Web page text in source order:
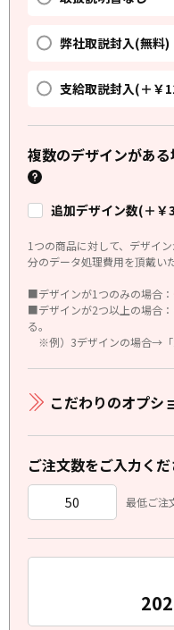
弊社取説封入(無料)
支給取説封入(＋￥
複数のデザインがあ
追加デザイン数(＋￥
1つの商品に対して、デザイ
分のデータ処理費用を頂戴い
■デザインが1つのみの場合：
■デザインが2つ以上の場合：
る。
※例）3デザインの場合→「
こだわりのオプシ
ご注文数をご入力く
最低ご注